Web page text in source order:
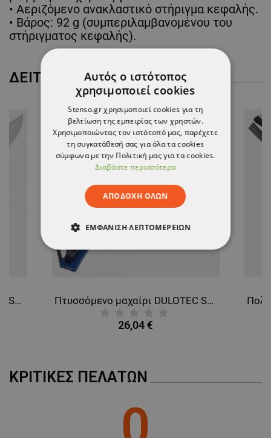
• Αεριζόμενο ανακλαστικό στήριγμα κεφαλής.
• Βάρος: 92 g (συμπεριλαμβανομένου του
στήριγματος κεφαλής).
ΔΕΊΤΕ ΠΕΡΙΣΣΌΤΕΡΑ
Πτυσσόμενο μαχαίρι DULOTEC SRM 92О1-PL Πτυσσόμενο μαχαίρι DULOTEC SRM 92О1-PL
26,04 €
ΚΡΙΤΙΚΈΣ ΠΕΛΑΤΏΝ
Αυτός ο ιστότοπος
χρησιμοποιεί cookies
Stenso.gr χρησιμοποιεί cookies για τη
βελτίωση της εμπειρίας των χρηστών.
Χρησιμοποιώντας τον ιστότοπό μας, παρέχετε
τη συγκατάθεσή σας για όλα τα cookies
σύμφωνα με την Πολιτική μας για τα cookies.
Διαβάστε περισσότερα
ΑΠΟΔΟΧΉ ΌΛΩΝ
ΕΜΦΆΝΙΣΗ ΛΕΠΤΟΜΕΡΕΙΏΝ
ΑΠΟΛΎΤΩΣ ΑΠΑΡΑΊΤΗΤΑ